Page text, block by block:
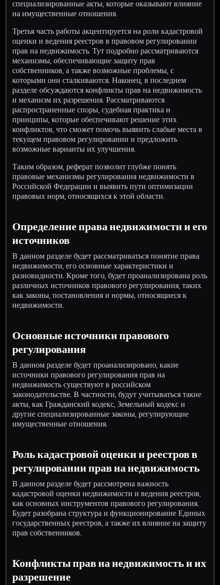
специализированные акты, которые оказывают влияние
на имущественные отношения.
Третья часть работы акцентируется на роли кадастровой
оценки и ведения реестров в правовом регулировании
прав на недвижимость. Тут подробно рассматриваются
механизмы, обеспечивающие защиту прав
собственников, а также возможные проблемы, с
которыми они сталкиваются. Наконец, в последнем
разделе обсуждаются конфликты прав на недвижимость
и механизм их разрешения. Рассматриваются
распространенные споры, судебная практика и
принципы, которые обеспечивают решение этих
конфликтов, что сможет помочь выявить слабые места в
текущем правовом регулировании и предложить
возможные варианты их улучшения.
Таким образом, реферат позволит глубже понять
правовые механизмы регулирования недвижимости в
Российской Федерации и выявить пути оптимизации
правовых норм, относящихся к этой области.
Определение права недвижимости и его
источников
В данном разделе будет рассматриваться понятие права
недвижимости, его основные характеристики и
разновидности. Кроме того, будет проанализирована роль
различных источников правового регулирования, таких
как законы, постановления и нормы, относящиеся к
недвижимости.
Основные источники правового
регулирования
В данном разделе будет проанализировано, какие
источники правового регулирования прав на
недвижимость существуют в российском
законодательстве. В частности, будут учитываться такие
акты, как Гражданский кодекс, Земельный кодекс и
другие специализированные законы, регулирующие
имущественные отношения.
Роль кадастровой оценки и реестров в
регулировании прав на недвижимость
В данном разделе будет рассмотрена важность
кадастровой оценки недвижимости и ведения реестров,
как основных инструментов правового регулирования.
Будет разобрана структура и функционирование Единых
государственных реестров, а также их влияние на защиту
прав собственников.
Конфликты прав на недвижимость и их
разрешение